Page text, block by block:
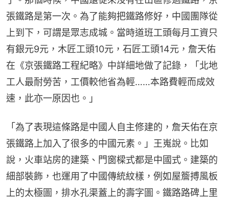
張鐵路是第一次。為了能夠把鐵路修好，中國團隊從
上到下，可謂是眾志成城。當時道班工頭每月工資只
有銀元9元，木匠工頭10元，石匠工頭14元，詹天佑
在《京張鐵路工程紀略》中詳細地做了記錄，「北地
工人最耐勞苦，工價較他省為輕……本路費輕而成效
速，此亦一原因也。」
「為了表現這條路是中國人自主修建的，詹天佑在京
張鐵路上加入了很多的中國元素。」王嵬說。比如
說，火車站房的建築、門窗樑式都是中國式。建築的
細部裝飾，也運用了中國傳統紋樣，例如屋簷搏風板
上的太極圖，排水孔渠蓋上的壽字圖。鐵路路碑上里